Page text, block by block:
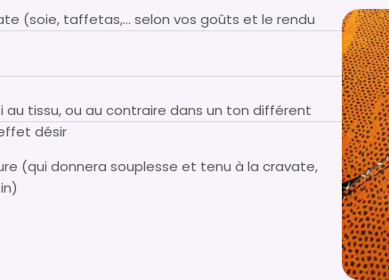
(soie, taffetas,… selon vos goûts et le rendu
au tissu, ou au contraire dans un ton différent
désir
(qui donnera souplesse et tenu à la cravate,